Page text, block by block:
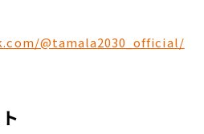
@tamala2030_official/